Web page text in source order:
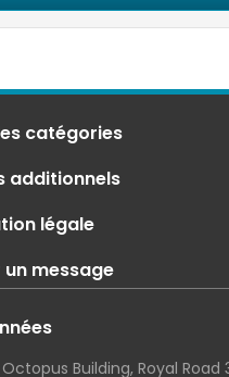
catégories
additionnels
légale
un message
Building, Royal Road